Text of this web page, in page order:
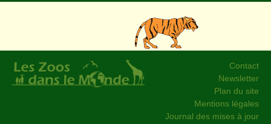
Contact
Newsletter
Plan du site
Mentions légales
Journal des mises à jour